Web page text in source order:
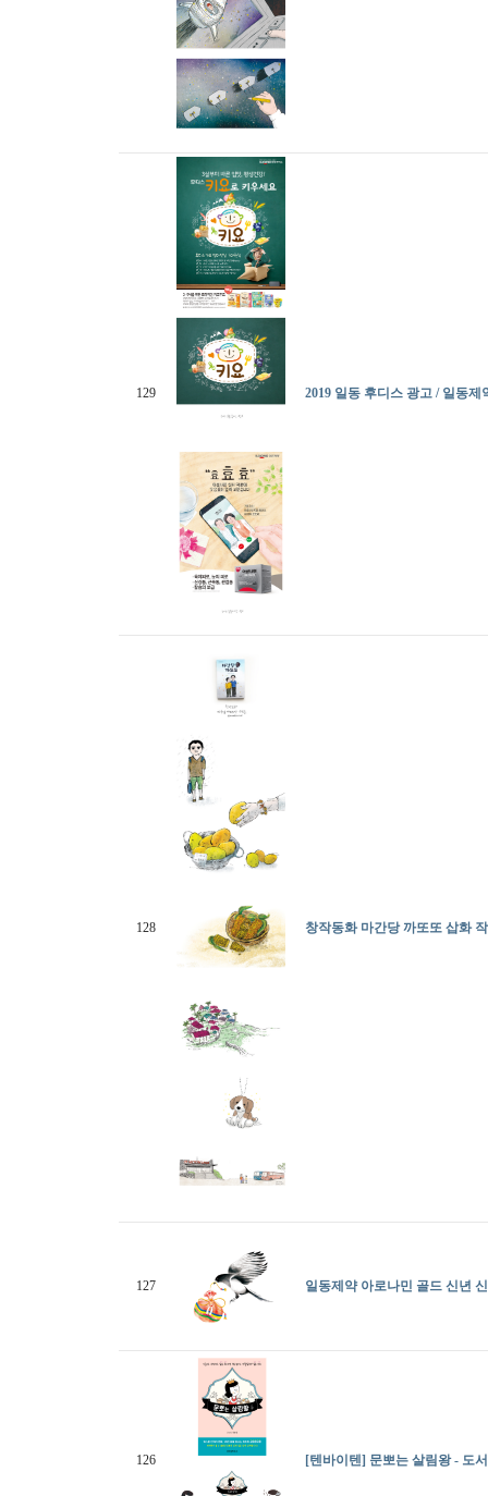
129 2019 일동 후디스 광고 / 일동
128 창작동화 마간당 까또또 삽화
127 일동제약 아로나민 골드 신년
126 [텐바이텐] 문뽀는 살림왕 - 도